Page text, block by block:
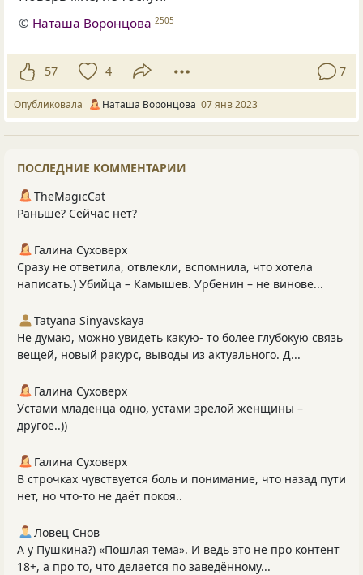
© Наташа Воронцова 2505
57 4 7
Опубликовала Наташа Воронцова 07 янв 2023
ПОСЛЕДНИЕ КОММЕНТАРИИ
TheMagicCat
Раньше? Сейчас нет?
Галина Суховерх
Сразу не ответила, отвлекли, вспомнила, что хотела
написать.) Убийца – Камышев. Урбенин – не винове...
Tatyana Sinyavskaya
Не думаю, можно увидеть какую- то более глубокую связь
вещей, новый ракурс, выводы из актуального. Д...
Галина Суховерх
Устами младенца одно, устами зрелой женщины –
другое..))
Галина Суховерх
В строчках чувствуется боль и понимание, что назад пути
нет, но что-то не даёт покоя..
Ловец Снов
А у Пушкина?) «Пошлая тема». И ведь это не про контент
18+, а про то, что делается по заведённому...